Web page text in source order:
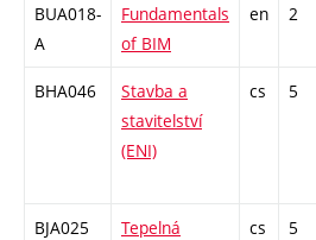
BUA018-
A
Fundamentals
of BIM
en 2
BHA046
Stavba a
stavitelství
(ENI)
cs 5
BJA025
Tepelná
cs 5